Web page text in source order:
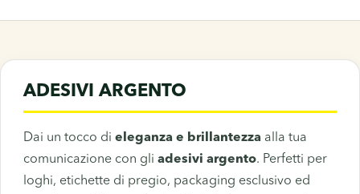
ADESIVI ARGENTO
Dai un tocco di eleganza e brillantezza alla tua
comunicazione con gli adesivi argento. Perfetti per
loghi, etichette di pregio, packaging esclusivo ed